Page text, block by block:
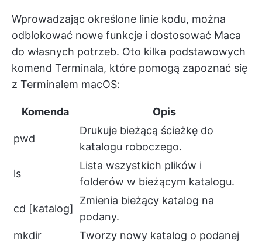
Wprowadzając określone linie kodu, można
odblokować nowe funkcje i dostosować Maca
do własnych potrzeb. Oto kilka podstawowych
komend Terminala, które pomogą zapoznać się
z Terminalem macOS:
Komenda Opis
pwd
Drukuje bieżącą ścieżkę do
katalogu roboczego.
ls
Lista wszystkich plików i
folderów w bieżącym katalogu.
cd [katalog]
Zmienia bieżący katalog na
podany.
mkdir
Tworzy nowy katalog o podanej